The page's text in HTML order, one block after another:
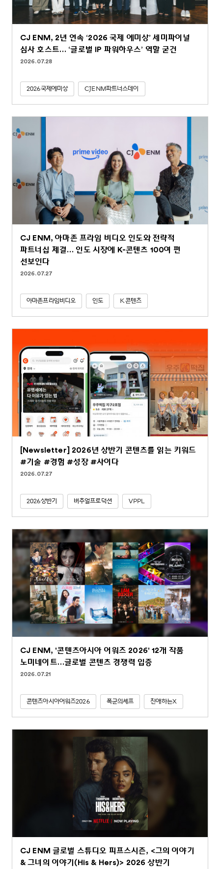
CJ ENM, 2년 연속 ‘2026 국제 에미상’ 세미파이널
심사 호스트… ‘글로벌 IP 파워하우스’ 역할 굳건
2026.07.28
2026국제에미상 CJENM파트너스데이
CJ ENM, 아마존 프라임 비디오 인도와 전략적
파트너십 체결… 인도 시장에 K-콘텐츠 100여 편
선보인다
2026.07.27
아마존프라임비디오 인도 K콘텐츠
[Newsletter] 2026년 상반기 콘텐츠를 읽는 키워드
#기술 #경험 #성장 #사이다
2026.07.27
2026상반기 버추얼프로덕션 VPPL
CJ ENM, '콘텐츠아시아 어워즈 2026' 12개 작품
노미네이트…글로벌 콘텐츠 경쟁력 입증
2026.07.21
콘텐츠아시아어워즈2026 폭군의셰프 친애하는X
CJ ENM 글로벌 스튜디오 피프스시즌, <그의 이야기
& 그녀의 이야기(His & Hers)> 2026 상반기